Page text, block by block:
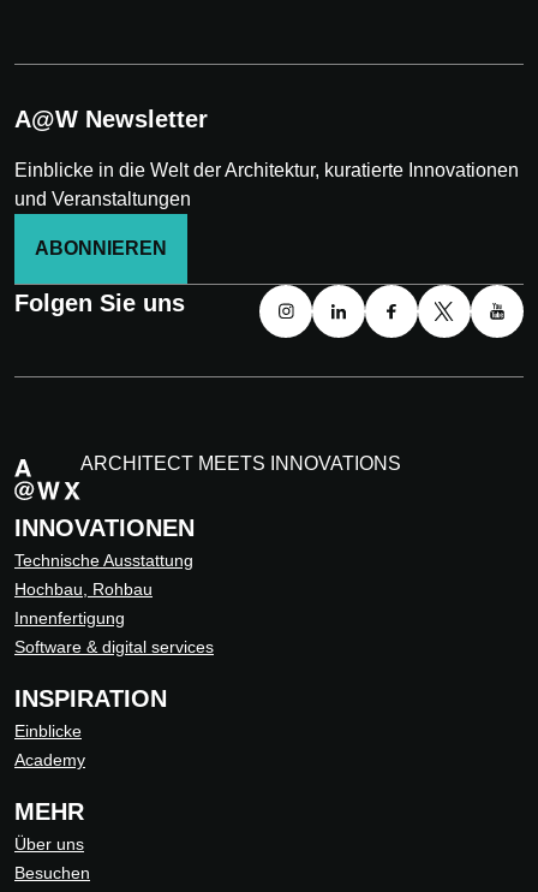
A@W Newsletter
Einblicke in die Welt der Architektur, kuratierte Innovationen
und Veranstaltungen
ABONNIEREN
Folgen Sie uns
ARCHITECT MEETS INNOVATIONS
INNOVATIONEN
Technische Ausstattung
Hochbau, Rohbau
Innenfertigung
Software & digital services
INSPIRATION
Einblicke
Academy
MEHR
Über uns
Besuchen